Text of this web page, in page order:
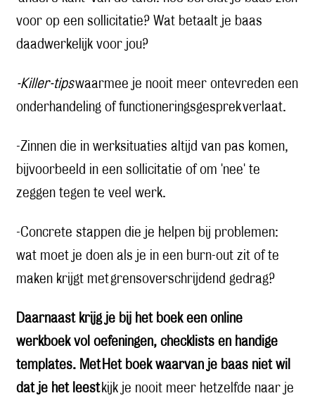
voor op een sollicitatie? Wat betaalt je baas
daadwerkelijk voor jou?
-Killer-tipswaarmee je nooit meer ontevreden een
onderhandeling of functioneringsgesprek verlaat.
-Zinnen die in werksituaties altijd van pas komen,
bijvoorbeeld in een sollicitatie of om 'nee' te
zeggen tegen te veel werk.
-Concrete stappen die je helpen bij problemen:
wat moet je doen als je in een burn-out zit of te
maken krijgt met grensoverschrijdend gedrag?
Daarnaast krijg je bij het boek een online
werkboek vol oefeningen, checklists en handige
templates. Met Het boek waarvan je baas niet wil
dat je het leestkijk je nooit meer hetzelfde naar je